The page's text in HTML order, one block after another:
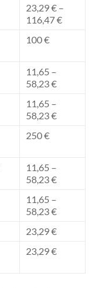
23,29 € –
116,47 €
100 €
11,65 –
58,23 €
11,65 –
58,23 €
250 €
11,65 –
58,23 €
11,65 –
58,23 €
23,29 €
23,29 €